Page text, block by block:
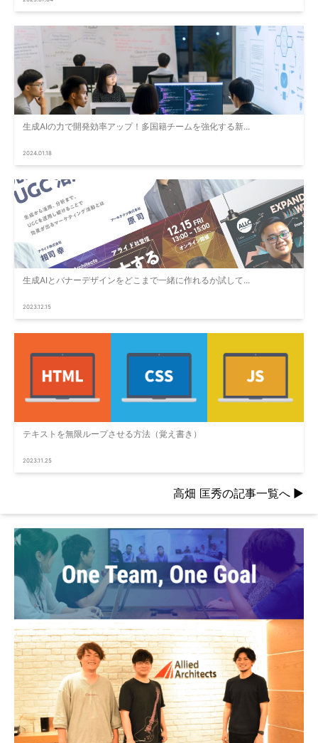
生成AIの力で開発効率アップ！多国籍チームを強化する新...
2024.01.18
生成AIとバナーデザインをどこまで一緒に作れるか試して...
2023.12.15
テキストを無限ループさせる方法（覚え書き）
2023.11.25
高畑 匡秀の記事一覧へ ▶︎